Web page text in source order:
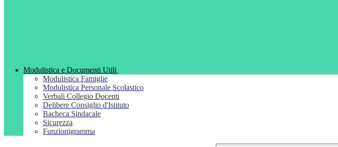
Modulistica e Documenti Utili
Modulistica Famiglie
Modulistica Personale Scolastico
Verbali Collegio Docenti
Delibere Consiglio d'Istituto
Bacheca Sindacale
Sicurezza
Funzionigramma